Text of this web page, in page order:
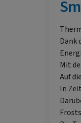
Dank
Mit
Auf
In